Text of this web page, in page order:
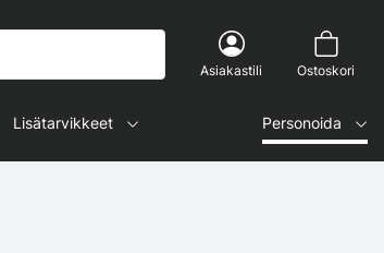
Asiakastili Ostoskori
Lisätarvikkeet Personoida